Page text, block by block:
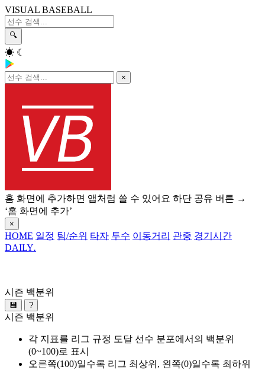
VISUAL BASEBALL
🔍
☀ ☾
×
홈 화면에 추가하면 앱처럼 쓸 수 있어요 하단 공유 버튼 →
‘홈 화면에 추가’
×
HOME 일정 팀/순위 타자 투수 이동거리 관중 경기시간
DAILY.
시즌 백분위
💾 ?
시즌 백분위
각 지표를 리그 규정 도달 선수 분포에서의 백분위
(0~100)로 표시
오른쪽(100)일수록 리그 최상위, 왼쪽(0)일수록 최하위